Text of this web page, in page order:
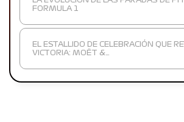
FORMULA 1
EL ESTALLIDO DE CELEBRACIÓN QUE
VICTORIA: MOËT &…